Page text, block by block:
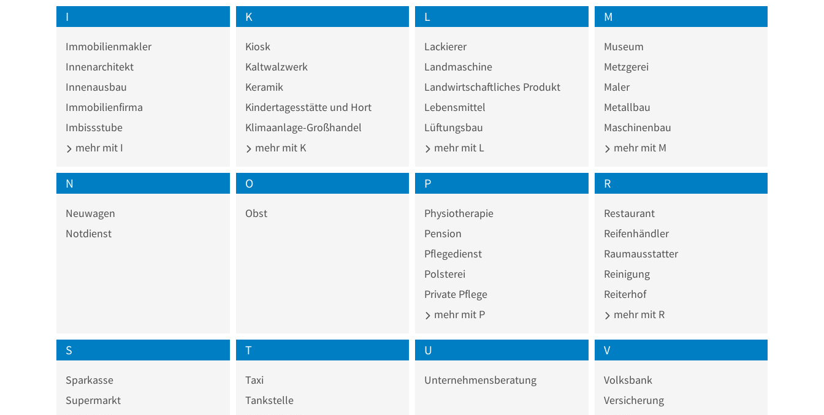
I
Immobilienmakler
Innenarchitekt
Innenausbau
Immobilienfirma
Imbissstube
mehr mit I
K
Kiosk
Kaltwalzwerk
Keramik
Kindertagesstätte und Hort
Klimaanlage-Großhandel
mehr mit K
L
Lackierer
Landmaschine
Landwirtschaftliches Produkt
Lebensmittel
Lüftungsbau
mehr mit L
M
Museum
Metzgerei
Maler
Metallbau
Maschinenbau
mehr mit M
N
Neuwagen
Notdienst
O
Obst
P
Physiotherapie
Pension
Pflegedienst
Polsterei
Private Pflege
mehr mit P
R
Restaurant
Reifenhändler
Raumausstatter
Reinigung
Reiterhof
mehr mit R
S
Sparkasse
Supermarkt
T
Taxi
Tankstelle
U
Unternehmensberatung
V
Volksbank
Versicherung